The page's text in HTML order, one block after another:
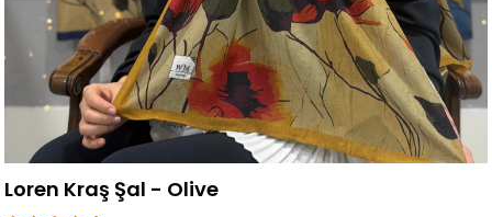
Loren Kraş Şal - Olive